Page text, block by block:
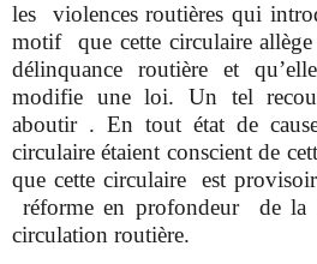
les violences routières qui
motif que cette circulaire
délinquance routière et
modifie une loi. Un tel
aboutir . En tout état de
circulaire étaient conscient de
que cette circulaire est
réforme en profondeur de la
circulation routière.